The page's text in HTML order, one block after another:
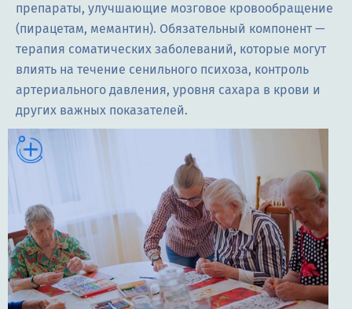
препараты, улучшающие мозговое кровообращение
(пирацетам, мемантин). Обязательный компонент —
терапия соматических заболеваний, которые могут
влиять на течение сенильного психоза, контроль
артериального давления, уровня сахара в крови и
других важных показателей.